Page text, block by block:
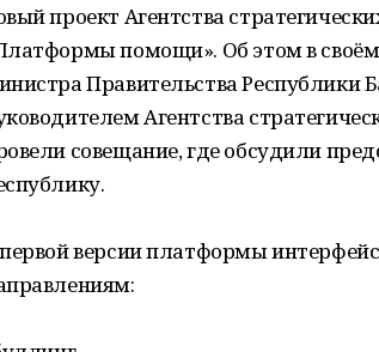
проект Агентства
помощи». Об этом в своём
Правительства Республики
Агентства
совещание, где обсудили
версии платформы